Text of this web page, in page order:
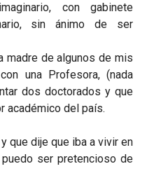
con gabinete
sin ánimo de ser
madre de algunos de mis
una Profesora, (nada
dos doctorados y que
académico del país.
que dije que iba a vivir en
ser pretencioso de